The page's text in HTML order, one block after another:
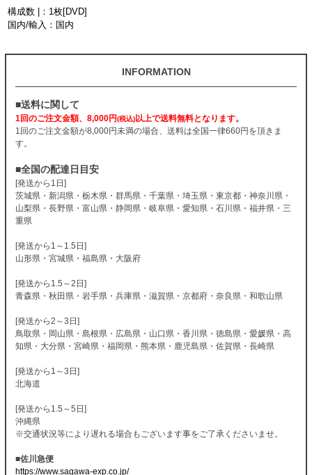
構成数 |：1枚[DVD]
国内/輸入：国内
INFORMATION
■送料に関して
1回のご注文金額、8,000円(税込)以上で送料無料となります。
1回のご注文金額が8,000円未満の場合、送料は全国一律660円を頂きま
す。
■全国の配達日目安
[発送から1日]
茨城県・新潟県・栃木県・群馬県・千葉県・埼玉県・東京都・神奈川県・
山梨県・長野県・富山県・静岡県・岐阜県・愛知県・石川県・福井県・三
重県
[発送から1～1.5日]
山形県・宮城県・福島県・大阪府
[発送から1.5～2日]
青森県・秋田県・岩手県・兵庫県・滋賀県・京都府・奈良県・和歌山県
[発送から2～3日]
鳥取県・岡山県・島根県・広島県・山口県・香川県・徳島県・愛媛県・高
知県・大分県・宮崎県・福岡県・熊本県・鹿児島県・佐賀県・長崎県
[発送から1～3日]
北海道
[発送から1.5～5日]
沖縄県
※交通状況等により遅れる場合もございます事をご了承くださいませ。
■佐川急便
https://www.sagawa-exp.co.jp/